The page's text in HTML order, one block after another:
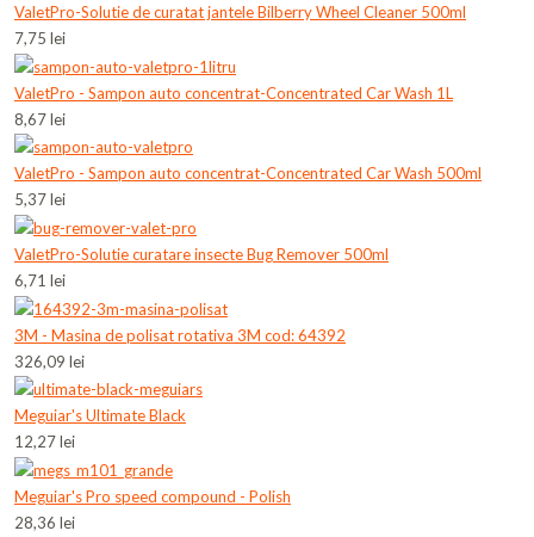
ValetPro-Solutie de curatat jantele Bilberry Wheel Cleaner 500ml
7,75 lei
ValetPro - Sampon auto concentrat-Concentrated Car Wash 1L
8,67 lei
ValetPro - Sampon auto concentrat-Concentrated Car Wash 500ml
5,37 lei
ValetPro-Solutie curatare insecte Bug Remover 500ml
6,71 lei
3M - Masina de polisat rotativa 3M cod: 64392
326,09 lei
Meguiar's Ultimate Black
12,27 lei
Meguiar's Pro speed compound - Polish
28,36 lei